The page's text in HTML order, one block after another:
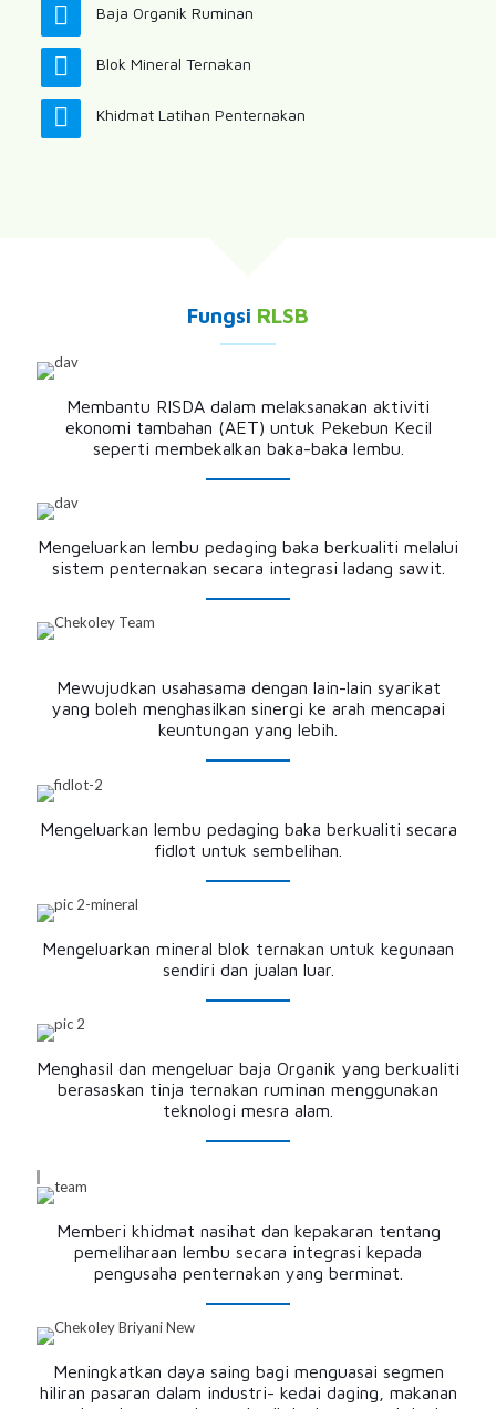
Baja Organik Ruminan
Blok Mineral Ternakan
Khidmat Latihan Penternakan
Fungsi RLSB
Membantu RISDA dalam melaksanakan aktiviti
ekonomi tambahan (AET) untuk Pekebun Kecil
seperti membekalkan baka-baka lembu.
Mengeluarkan lembu pedaging baka berkualiti melalui
sistem penternakan secara integrasi ladang sawit.
Mewujudkan usahasama dengan lain-lain syarikat
yang boleh menghasilkan sinergi ke arah mencapai
keuntungan yang lebih.
Mengeluarkan lembu pedaging baka berkualiti secara
fidlot untuk sembelihan.
Mengeluarkan mineral blok ternakan untuk kegunaan
sendiri dan jualan luar.
Menghasil dan mengeluar baja Organik yang berkualiti
berasaskan tinja ternakan ruminan menggunakan
teknologi mesra alam.
Memberi khidmat nasihat dan kepakaran tentang
pemeliharaan lembu secara integrasi kepada
pengusaha penternakan yang berminat.
Meningkatkan daya saing bagi menguasai segmen
hiliran pasaran dalam industri- kedai daging, makanan